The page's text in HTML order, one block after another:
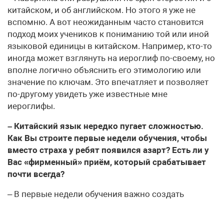
китайском, и об английском. Но этого я уже не
вспомню. А вот неожиданным часто становится
подход моих учеников к пониманию той или иной
языковой единицы в китайском. Например, кто-то
иногда может взглянуть на иероглиф по-своему, но
вполне логично объяснить его этимологию или
значение по ключам. Это впечатляет и позволяет
по-другому увидеть уже известные мне
иероглифы.
– Китайский язык нередко пугает сложностью.
Как Вы строите первые недели обучения, чтобы
вместо страха у ребят появился азарт? Есть ли у
Вас «фирменный» приём, который срабатывает
почти всегда?
– В первые недели обучения важно создать